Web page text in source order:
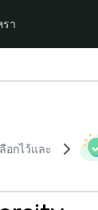
า
อกไว้และ